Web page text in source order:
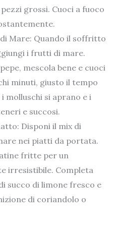
grossi. Cuoci a fuoco
Mare: Quando il soffritto
i frutti di mare.
mescola bene e cuoci
minuti, giusto il tempo
molluschi si aprano e i
e succosi.
Disponi il mix di
nei piatti da portata.
fritte per un
irresistibile. Completa
succo di limone fresco e
di coriandolo o